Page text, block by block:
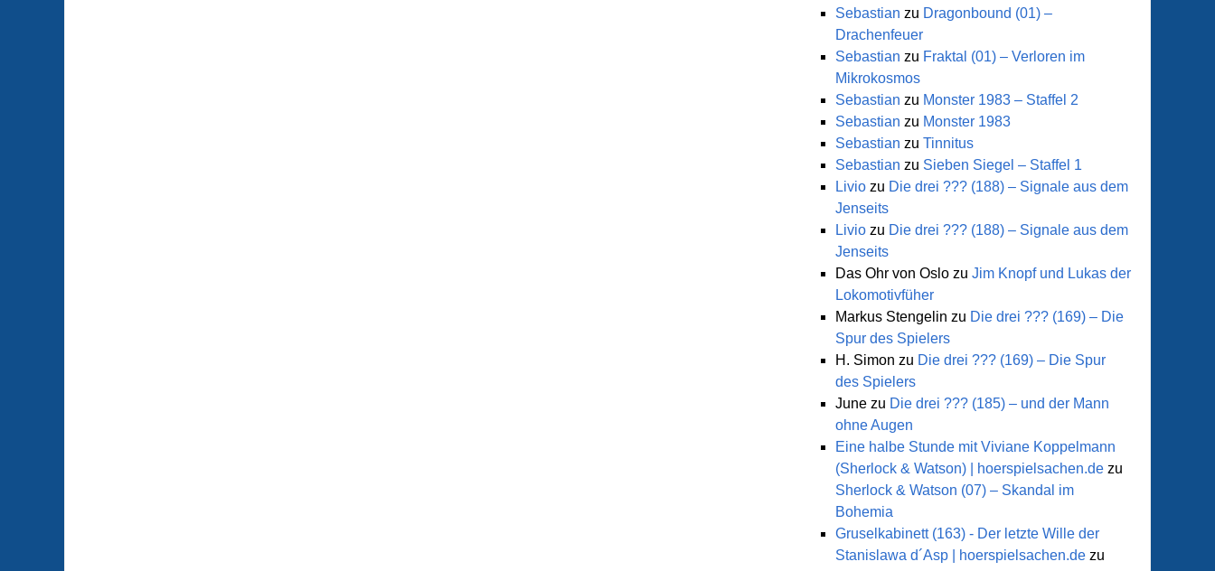
Sebastian zu Dragonbound (01) –
Drachenfeuer
Sebastian zu Fraktal (01) – Verloren im
Mikrokosmos
Sebastian zu Monster 1983 – Staffel 2
Sebastian zu Monster 1983
Sebastian zu Tinnitus
Sebastian zu Sieben Siegel – Staffel 1
Livio zu Die drei ??? (188) – Signale aus dem
Jenseits
Livio zu Die drei ??? (188) – Signale aus dem
Jenseits
Das Ohr von Oslo zu Jim Knopf und Lukas der
Lokomotivfüher
Markus Stengelin zu Die drei ??? (169) – Die
Spur des Spielers
H. Simon zu Die drei ??? (169) – Die Spur
des Spielers
June zu Die drei ??? (185) – und der Mann
ohne Augen
Eine halbe Stunde mit Viviane Koppelmann
(Sherlock & Watson) | hoerspielsachen.de zu
Sherlock & Watson (07) – Skandal im
Bohemia
Gruselkabinett (163) - Der letzte Wille der
Stanislawa d´Asp | hoerspielsachen.de zu